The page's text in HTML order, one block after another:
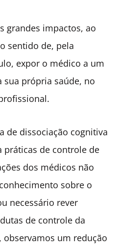
grandes impactos, ao
sentido de, pela
expor o médico a um
sua própria saúde, no
de dissociação cognitiva
práticas de controle de
dos médicos não
sobre o
necessário rever
de controle da
um redução